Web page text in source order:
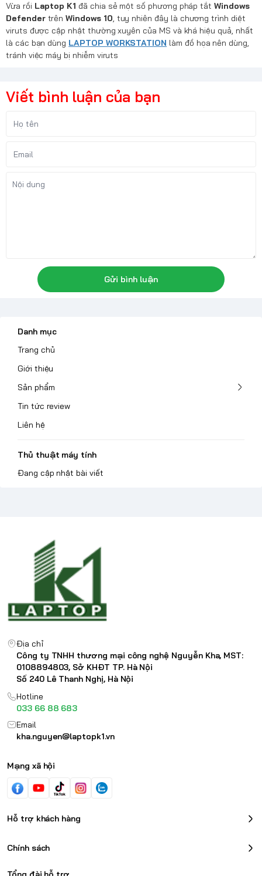
Vừa rồi Laptop K1 đã chia sẻ một số phương pháp tắtWindows
DefendertrênWindows 10, tuy nhiên đây là chương trình diệt
viruts được cập nhật thường xuyên của MS và khá hiệu quả, nhất
là các bạn dùng LAPTOP WORKSTATION làm đồ họa nên dùng,
tránh việc máy bị nhiễm viruts
Viết bình luận của bạn
Gửi bình luận
Danh mục
Trang chủ
Giới thiệu
Sản phẩm
Tin tức review
Liên hệ
Thủ thuật máy tính
Đang cập nhật bài viết
Địa chỉ
Công ty TNHH thương mại công nghệ Nguyễn Kha, MST:
0108894803, Sở KHĐT TP. Hà Nội
Số 240 Lê Thanh Nghị, Hà Nội
Hotline
033 66 88 683
Email
kha.nguyen@laptopk1.vn
Mạng xã hội
Hỗ trợ khách hàng
Chính sách